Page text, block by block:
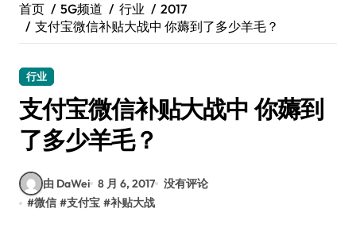
首页 5G频道 行业
2017
支付宝微信补贴大战中 你薅到了多少羊毛？
行业
支付宝微信补贴大战中 你薅到
了多少羊毛？
由 DaWei 8 月 6, 2017 没有评论
#微信 #支付宝 #补贴大战